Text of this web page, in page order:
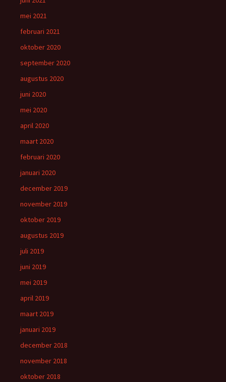
mei 2021
februari 2021
oktober 2020
september 2020
augustus 2020
juni 2020
mei 2020
april 2020
maart 2020
februari 2020
januari 2020
december 2019
november 2019
oktober 2019
augustus 2019
juli 2019
juni 2019
mei 2019
april 2019
maart 2019
januari 2019
december 2018
november 2018
oktober 2018